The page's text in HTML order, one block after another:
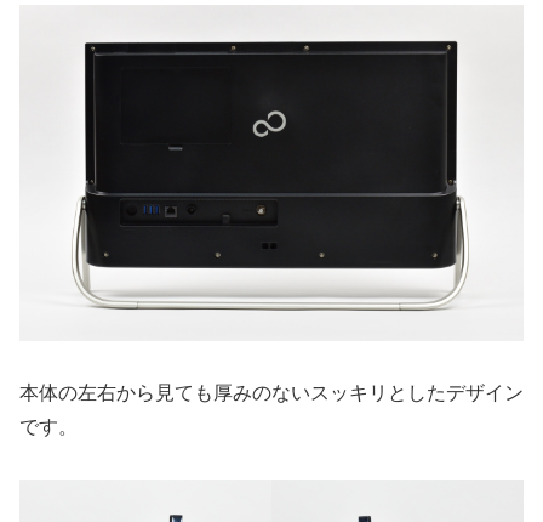
本体の左右から見ても厚みのないスッキリとしたデザイン
です。